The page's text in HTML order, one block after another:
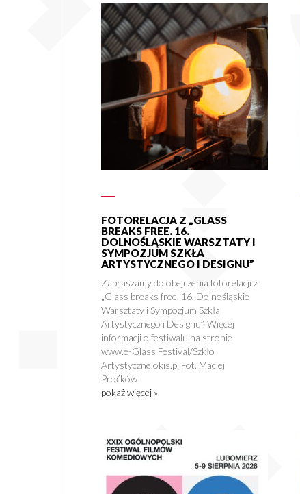
FOTORELACJA Z „GLASS
BREAKS FREE. 16.
DOLNOŚLĄSKIE WARSZTATY I
SYMPOZJUM SZKŁA
ARTYSTYCZNEGO I DESIGNU”
Zapraszamy do obejrzenia fotorelacji z
„Glass breaks free. 16. Dolnośląskie
Warsztaty i Sympozjum Szkła
Artystycznego i Designu”. Więcej
informacji o festiwalu na stronie
www.e-Glass Festival/Szkło
Artystyczne.okis.pl Fot. Maciej
Proćków
pokaż więcej »